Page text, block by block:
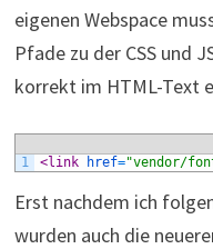
eigenen Webspace
Pfade zu der CSS und
korrekt im HTML-Text
1
<link href="vendor/
Erst nachdem ich
wurden auch die